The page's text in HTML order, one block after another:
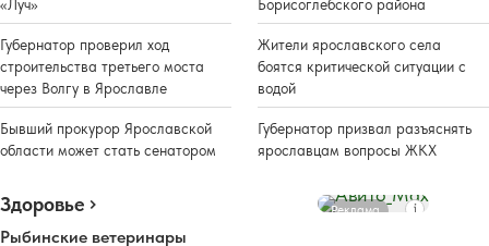
«Луч»
Губернатор проверил ход
строительства третьего моста
через Волгу в Ярославле
Бывший прокурор Ярославской
области может стать сенатором
Борисоглебского района
Жители ярославского села
боятся критической ситуации с
водой
Губернатор призвал разъяснять
ярославцам вопросы ЖКХ
Здоровье
Рыбинские ветеринары
Реклама